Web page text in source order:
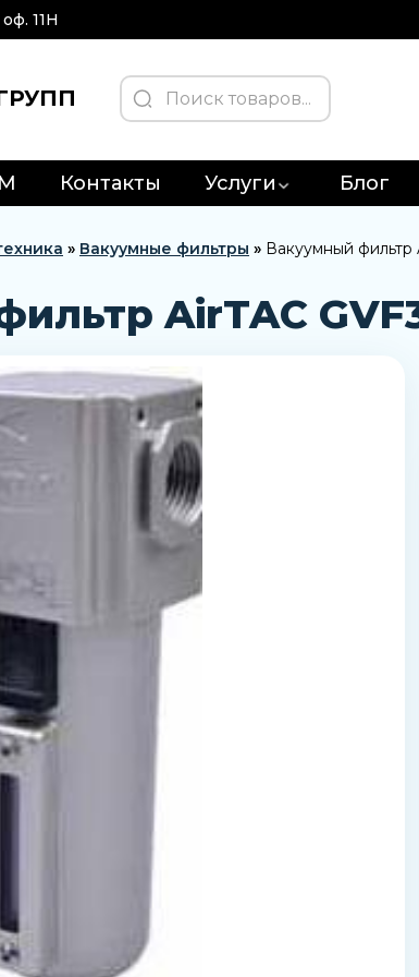
11H
Контакты Услуги Блог
» Вакуумные фильтры » Вакуумный фильтр
AirTAC